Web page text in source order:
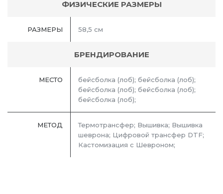
ФИЗИЧЕСКИЕ РАЗМЕРЫ
РАЗМЕРЫ 58,5 см
БРЕНДИРОВАНИЕ
МЕСТО
бейсболка (лоб); бейсболка (лоб);
бейсболка (лоб); бейсболка (лоб);
бейсболка (лоб);
МЕТОД
Термотрансфер; Вышивка; Вышивка
шеврона; Цифровой трансфер DTF;
Кастомизация с Шевроном;